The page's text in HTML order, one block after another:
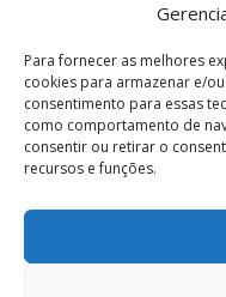
Para fornecer as melhores
cookies para armazenar e/
consentimento para essas
como comportamento de
consentir ou retirar o
recursos e funções.
Portal EldoGomes.com.br |